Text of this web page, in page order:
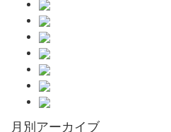
月別アーカイブ